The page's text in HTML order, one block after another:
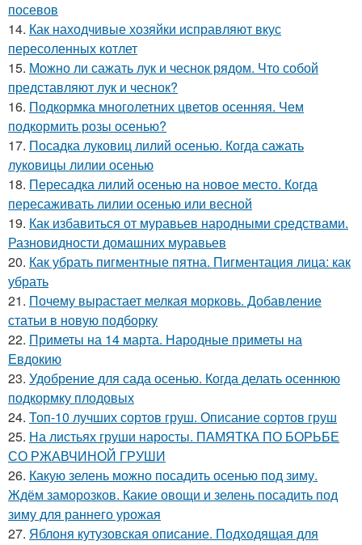
посевов
14. Как находчивые хозяйки исправляют вкус
пересоленных котлет
15. Можно ли сажать лук и чеснок рядом. Что собой
представляют лук и чеснок?
16. Подкормка многолетних цветов осенняя. Чем
подкормить розы осенью?
17. Посадка луковиц лилий осенью. Когда сажать
луковицы лилии осенью
18. Пересадка лилий осенью на новое место. Когда
пересаживать лилии осенью или весной
19. Как избавиться от муравьев народными средствами.
Разновидности домашних муравьев
20. Как убрать пигментные пятна. Пигментация лица: как
убрать
21. Почему вырастает мелкая морковь. Добавление
статьи в новую подборку
22. Приметы на 14 марта. Народные приметы на
Евдокию
23. Удобрение для сада осенью. Когда делать осеннюю
подкормку плодовых
24. Топ-10 лучших сортов груш. Описание сортов груш
25. На листьях груши наросты. ПАМЯТКА ПО БОРЬБЕ
СО РЖАВЧИНОЙ ГРУШИ
26. Какую зелень можно посадить осенью под зиму.
Ждём заморозков. Какие овощи и зелень посадить под
зиму для раннего урожая
27. Яблоня кутузовская описание. Подходящая для